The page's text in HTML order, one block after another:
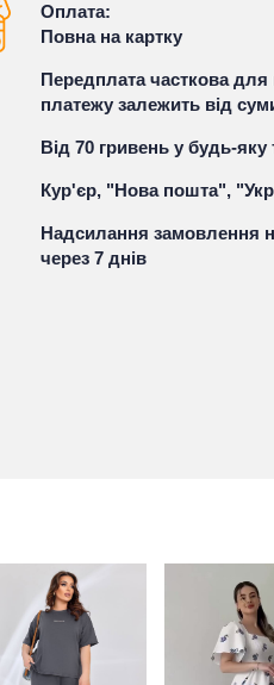
Оплата:
Повна на картку
Передплата часткова для
платежу залежить від
Від 70 гривень у будь-яку
Кур'єр, "Нова пошта",
Надсилання замовлення
через 7 днів